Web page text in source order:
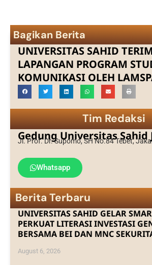
Bagikan Berita
UNIVERSITAS SAHID
LAPANGAN PROGRAM
KOMUNIKASI OLEH
Tim Redaksi
Gedung Universitas Sahid
Jl. Prof. Dr. Supomo, SH No.84 Tebet,
Whatsapp
Berita Terbaru
UNIVERSITAS SAHID GELAR
PERKUAT LITERASI INVESTASI
BERSAMA BEI DAN MNC
August 6, 2026